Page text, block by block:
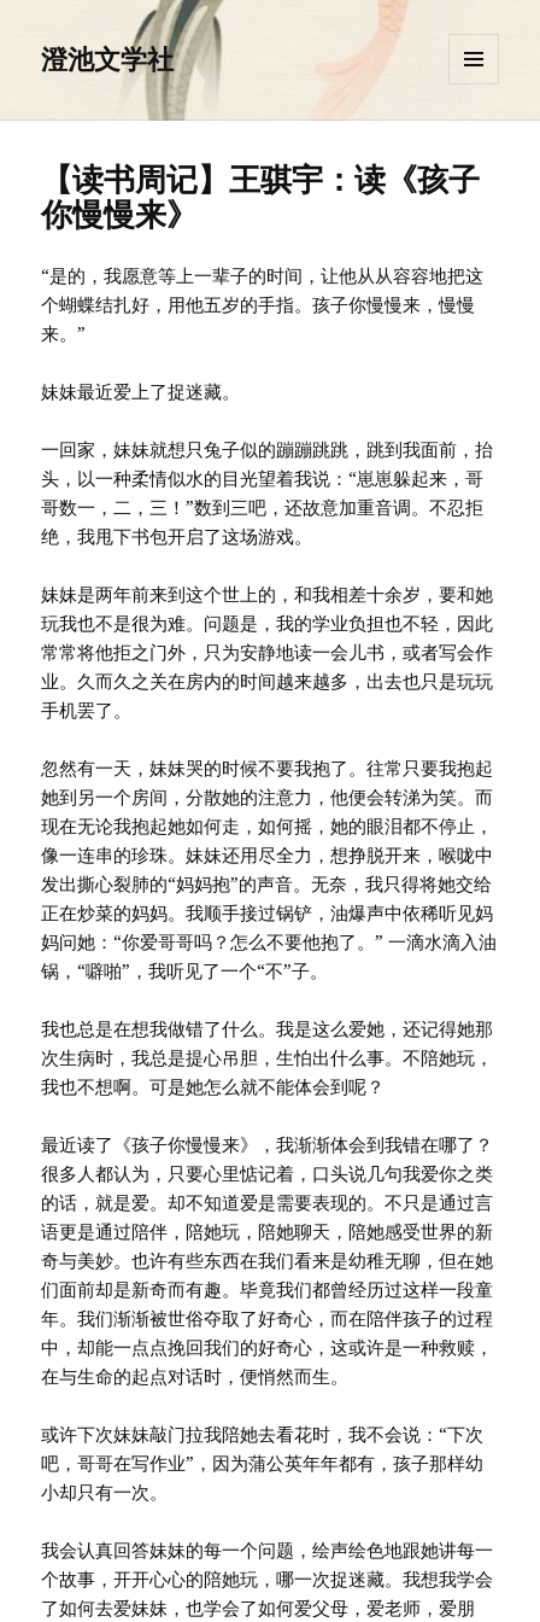
澄池文学社
挂件
【读书周记】王骐宇：读《孩子
你慢慢来》
“是的，我愿意等上一辈子的时间，让他从从容容地把这
个蝴蝶结扎好，用他五岁的手指。孩子你慢慢来，慢慢
来。”
妹妹最近爱上了捉迷藏。
一回家，妹妹就想只兔子似的蹦蹦跳跳，跳到我面前，抬
头，以一种柔情似水的目光望着我说：“崽崽躲起来，哥
哥数一，二，三！”数到三吧，还故意加重音调。不忍拒
绝，我甩下书包开启了这场游戏。
妹妹是两年前来到这个世上的，和我相差十余岁，要和她
玩我也不是很为难。问题是，我的学业负担也不轻，因此
常常将他拒之门外，只为安静地读一会儿书，或者写会作
业。久而久之关在房内的时间越来越多，出去也只是玩玩
手机罢了。
忽然有一天，妹妹哭的时候不要我抱了。往常只要我抱起
她到另一个房间，分散她的注意力，他便会转涕为笑。而
现在无论我抱起她如何走，如何摇，她的眼泪都不停止，
像一连串的珍珠。妹妹还用尽全力，想挣脱开来，喉咙中
发出撕心裂肺的“妈妈抱”的声音。无奈，我只得将她交给
正在炒菜的妈妈。我顺手接过锅铲，油爆声中依稀听见妈
妈问她：“你爱哥哥吗？怎么不要他抱了。” 一滴水滴入油
锅，“噼啪”，我听见了一个“不”子。
我也总是在想我做错了什么。我是这么爱她，还记得她那
次生病时，我总是提心吊胆，生怕出什么事。不陪她玩，
我也不想啊。可是她怎么就不能体会到呢？
最近读了《孩子你慢慢来》，我渐渐体会到我错在哪了？
很多人都认为，只要心里惦记着，口头说几句我爱你之类
的话，就是爱。却不知道爱是需要表现的。不只是通过言
语更是通过陪伴，陪她玩，陪她聊天，陪她感受世界的新
奇与美妙。也许有些东西在我们看来是幼稚无聊，但在她
们面前却是新奇而有趣。毕竟我们都曾经历过这样一段童
年。我们渐渐被世俗夺取了好奇心，而在陪伴孩子的过程
中，却能一点点挽回我们的好奇心，这或许是一种救赎，
在与生命的起点对话时，便悄然而生。
或许下次妹妹敲门拉我陪她去看花时，我不会说：“下次
吧，哥哥在写作业”，因为蒲公英年年都有，孩子那样幼
小却只有一次。
我会认真回答妹妹的每一个问题，绘声绘色地跟她讲每一
个故事，开开心心的陪她玩，哪一次捉迷藏。我想我学会
了如何去爱妹妹，也学会了如何爱父母，爱老师，爱朋